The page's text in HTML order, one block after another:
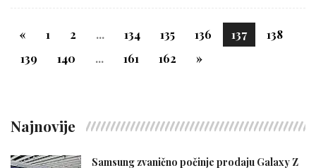
« 1 2 ... 134 135 136 137
138
139
140 ... 161 162 »
Najnovije
Samsung zvanično počinje prodaju Galaxy Z